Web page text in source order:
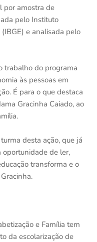
por amostra de
pelo Instituto
e analisada pelo
trabalho do programa
às pessoas em
É para o que destaca
Gracinha Caiado, ao
desta ação, que já
oportunidade de ler,
transforma e o
e Família tem
da escolarização de